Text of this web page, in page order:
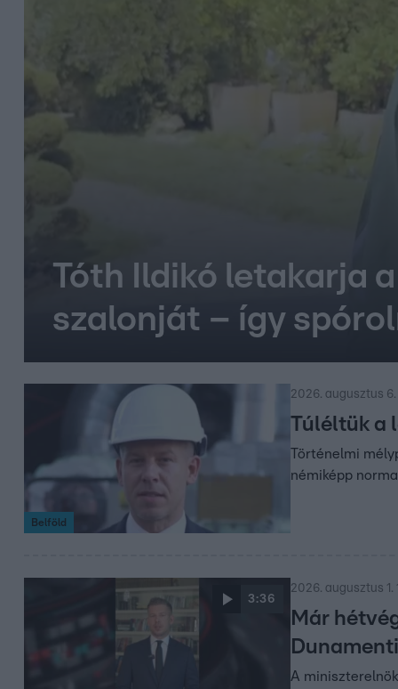
Tóth Ildikó letakarja
szalonját – így
Belföld
2026. augusztus 6.
Túléltük a
Történelmi
némiképp
3:36
2026. augusztus 1.
Már
A